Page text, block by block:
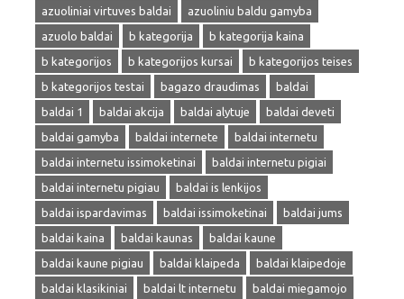
azuoliniai virtuves baldai
azuoliniu baldu gamyba
azuolo baldai
b kategorija
b kategorija kaina
b kategorijos
b kategorijos kursai
b kategorijos teises
b kategorijos testai
bagazo draudimas
baldai
baldai 1
baldai akcija baldai alytuje
baldai deveti
baldai gamyba
baldai internete
baldai internetu
baldai internetu issimoketinai
baldai internetu pigiai
baldai internetu pigiau
baldai is lenkijos
baldai ispardavimas
baldai issimoketinai
baldai jums
baldai kaina
baldai kaunas
baldai kaune
baldai kaune pigiau
baldai klaipeda
baldai klaipedoje
baldai klasikiniai
baldai lt internetu
baldai miegamojo